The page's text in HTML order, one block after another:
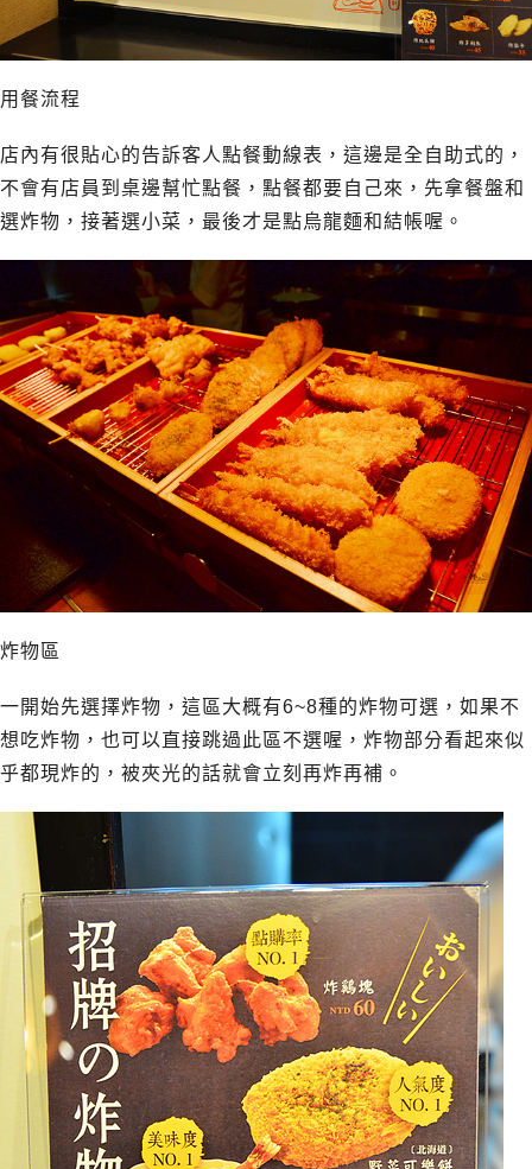
用餐流程
店內有很貼心的告訴客人點餐動線表，這邊是全自助式的，
不會有店員到桌邊幫忙點餐，點餐都要自己來，先拿餐盤和
選炸物，接著選小菜，最後才是點烏龍麵和結帳喔。
炸物區
一開始先選擇炸物，這區大概有6~8種的炸物可選，如果不
想吃炸物，也可以直接跳過此區不選喔，炸物部分看起來似
乎都現炸的，被夾光的話就會立刻再炸再補。